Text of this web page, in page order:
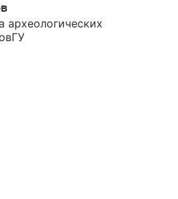
археологических